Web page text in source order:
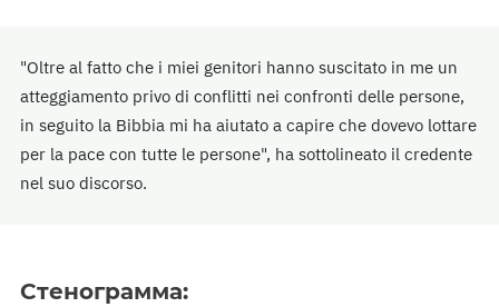
"Oltre al fatto che i miei genitori hanno suscitato in me un
atteggiamento privo di conflitti nei confronti delle persone,
in seguito la Bibbia mi ha aiutato a capire che dovevo lottare
per la pace con tutte le persone", ha sottolineato il credente
nel suo discorso.
Стенограмма: